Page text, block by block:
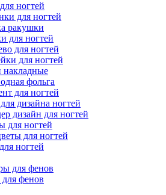
ногтей
для ногтей
ракушки
для ногтей
для ногтей
для ногтей
накладные
фольга
для ногтей
дизайна ногтей
дизайн для ногтей
для ногтей
для ногтей
ногтей
фенов